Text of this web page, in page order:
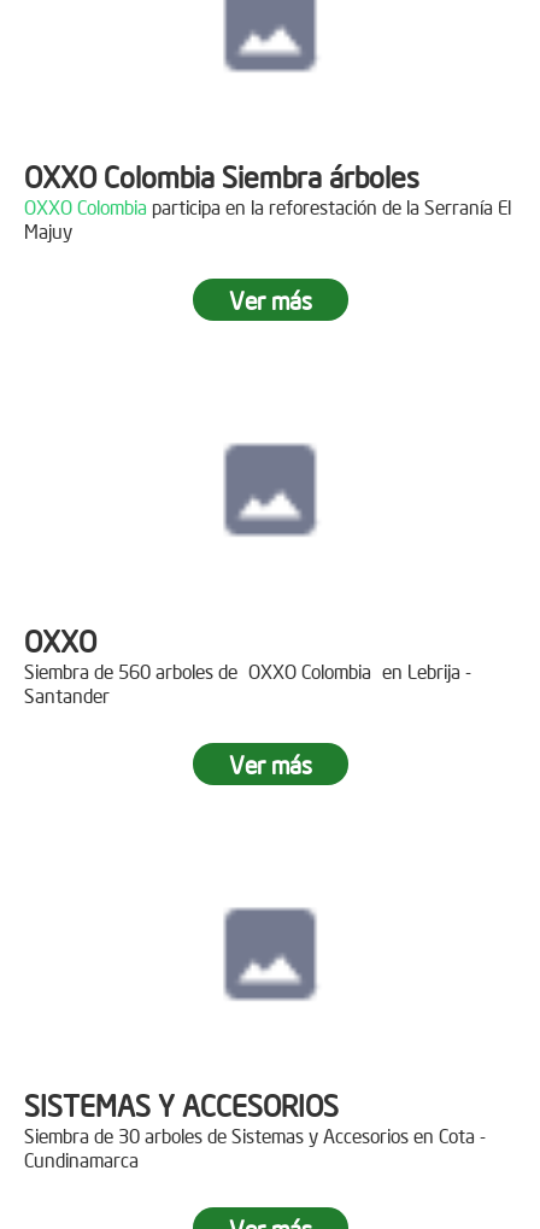
OXXO Colombia Siembra árboles
OXXO Colombia participa en la reforestación de la Serranía El
Majuy
Ver más
OXXO
Siembra de 560 arboles de OXXO Colombia en Lebrija -
Santander
Ver más
SISTEMAS Y ACCESORIOS
Siembra de 30 arboles de Sistemas y Accesorios en Cota -
Cundinamarca